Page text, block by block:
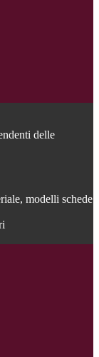
delle
modelli schede